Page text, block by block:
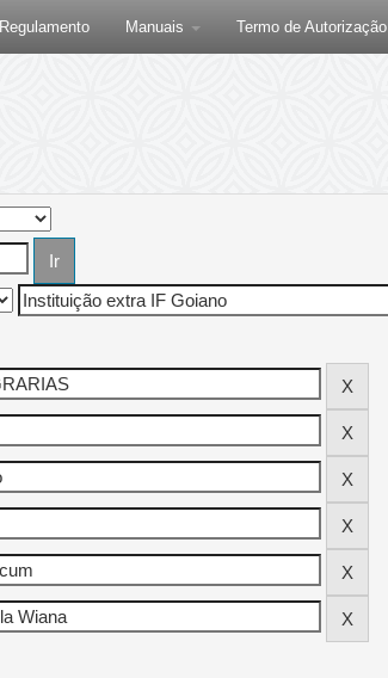
Regulamento Manuais Termo de Autorização